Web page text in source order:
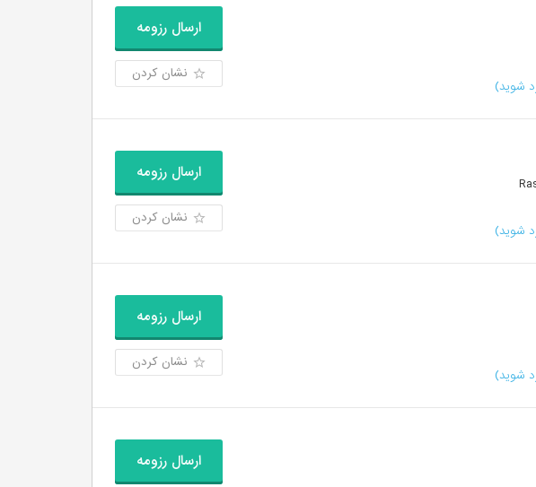
شوید)
ارسال رزومه
نشان کردن
شوید)
ارسال رزومه
نشان کردن
شوید)
ارسال رزومه
نشان کردن
ارسال رزومه